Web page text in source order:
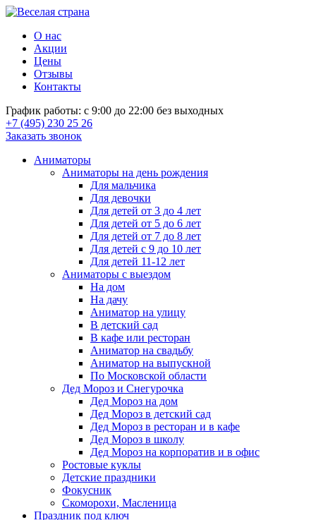
О нас
Акции
Цены
Отзывы
Контакты
График работы: с 9:00 до 22:00 без выходных
+7 (495) 230 25 26
Заказать звонок
Аниматоры
Аниматоры на день рождения
Для мальчика
Для девочки
Для детей от 3 до 4 лет
Для детей от 5 до 6 лет
Для детей от 7 до 8 лет
Для детей с 9 до 10 лет
Для детей 11-12 лет
Аниматоры с выездом
На дом
На дачу
Аниматор на улицу
В детский сад
В кафе или ресторан
Аниматор на свадьбу
Аниматор на выпускной
По Московской области
Дед Мороз и Снегурочка
Дед Мороз на дом
Дед Мороз в детский сад
Дед Мороз в ресторан и в кафе
Дед Мороз в школу
Дед Мороз на корпоратив и в офис
Ростовые куклы
Детские праздники
Фокусник
Скоморохи, Масленица
Праздник под ключ